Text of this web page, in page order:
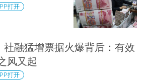
打开
社融猛增票据火爆背后：有效
风又起
打开